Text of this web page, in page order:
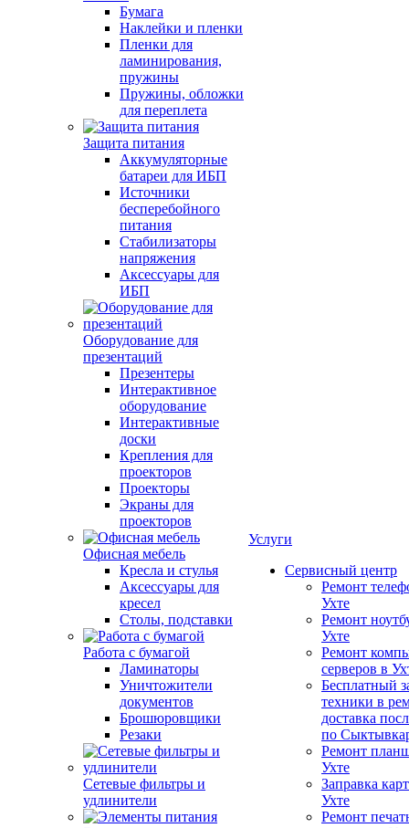
Бумага
Наклейки и пленки
Пленки для
ламинирования,
пружины
Пружины, обложки
для переплета
Защита питания
Аккумуляторные
батареи для ИБП
Источники
бесперебойного
питания
Стабилизаторы
напряжения
Аксессуары для
ИБП
Оборудование для
презентаций
Презентеры
Интерактивное
оборудование
Интерактивные
доски
Крепления для
проекторов
Проекторы
Экраны для
проекторов
Офисная мебель
Кресла и стулья
Аксессуары для
кресел
Столы, подставки
Работа с бумагой
Ламинаторы
Уничтожители
документов
Брошюровщики
Резаки
Сетевые фильтры и
удлинители
Услуги
Сервисный центр
Ремонт
Ухте
Ремонт
Ухте
Ремонт
серверов в
Бесплатный
техники в
доставка
по
Ремонт
Ухте
Заправка
Ухте
Ремонт